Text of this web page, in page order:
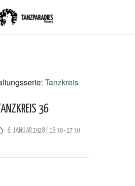
Tanzkreis
TANZKREIS 36
6. JANUAR 2028 | 16:30-17:30